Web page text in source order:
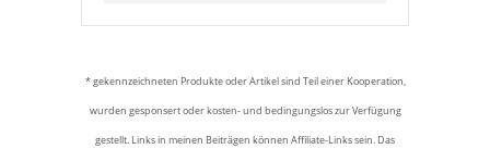
* gekennzeichneten Produkte oder Artikel sind Teil einer Kooperation,
wurden gesponsert oder kosten- und bedingungslos zur Verfügung
gestellt. Links in meinen Beiträgen können Affiliate-Links sein. Das